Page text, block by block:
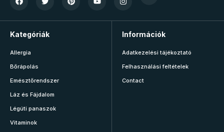
Kategóriák
Allergia
Bőrápolás
Emésztőrendszer
Láz és Fájdalom
Légúti panaszok
Vitaminok
Információk
Adatkezelési tájékoztató
Felhasználási feltételek
Contact